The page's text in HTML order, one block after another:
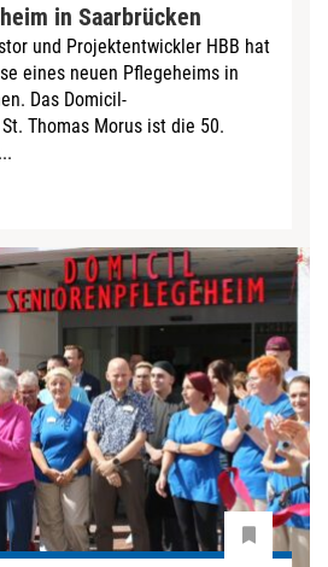
in Saarbrücken
und Projektentwickler HBB hat
eines neuen Pflegeheims in
Das Domicil-
Thomas Morus ist die 50.